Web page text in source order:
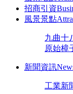
招商引資
風景景點
九曲十
原始樟
新聞資訊
工業新